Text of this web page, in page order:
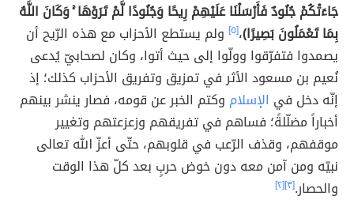
جَاءَتْكُمْ جُنُودٌ فَأَرْسَلْنَا عَلَيْهِمْ رِيحًا وَجُنُودًا لَّمْ تَرَوْهَا ۚ وَكَانَ اللَّهُ
بِمَا تَعْمَلُونَ بَصِيرًا)،[٥]
ولم يستطع الأحزاب مع هذه الرّيح أن
يصمدوا فتفرّقوا وولّوا إلى حيث أتوا، وكان لصحابيّ يُدعى
نُعيم بن مسعود الأثر في تمزيق وتفريق الأحزاب كذلك؛ إذ
إنّه دخل في الإسلام وكتم الخبر عن قومه، فصار ينشر بينهم
أخباراً مضلّلةً؛ فساهم في تفريقهم وزعزعتهم وتغيير
موقفهم، وقذف الرّعب في قلوبهم، حتّى أعزّ الله تعالى
نبيّه ومن آمن معه دون خوض حربٍ بعد كلّ هذا الوقت
والحصار.[٣] [٢]